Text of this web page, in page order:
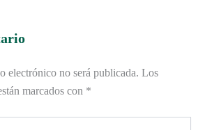
electrónico no será publicada. Los
marcados con *